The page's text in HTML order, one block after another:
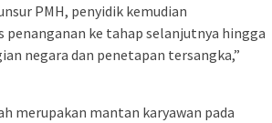
PMH, penyidik kemudian
ke tahap selanjutnya hingga
negara dan penetapan tersangka,”
merupakan mantan karyawan pada